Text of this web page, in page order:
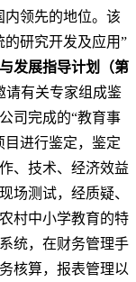
内领先的地位。该
研究开发及应用”
发展指导计划（第
请有关专家组成鉴
司完成的“教育事
目进行鉴定，鉴定
、技术、经济效益
场测试，经质疑、
村中小学教育的特
统，在财务管理手
核算，报表管理以